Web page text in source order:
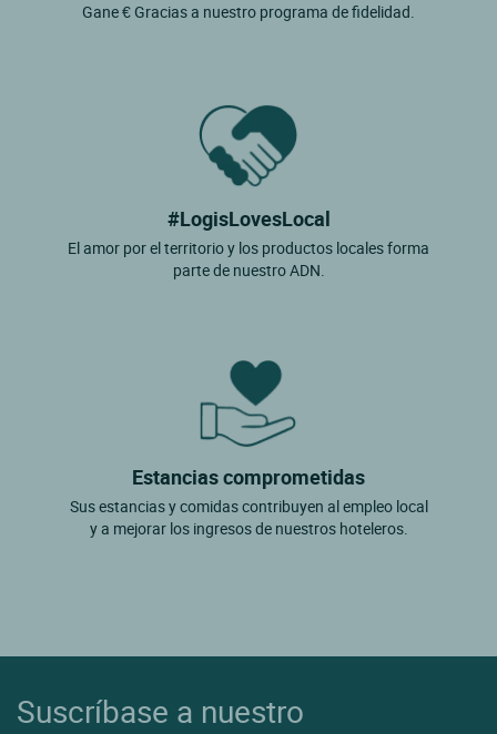
Gane € Gracias a nuestro programa de fidelidad.
#LogisLovesLocal
El amor por el territorio y los productos locales forma
parte de nuestro ADN.
Estancias comprometidas
Sus estancias y comidas contribuyen al empleo local
y a mejorar los ingresos de nuestros hoteleros.
Suscríbase a nuestro